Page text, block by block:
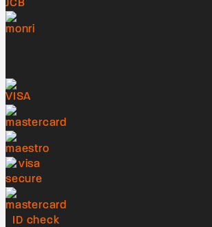
Shop, Tratinska 34Koncert